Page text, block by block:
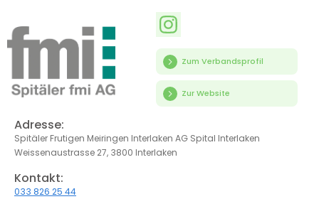
Zum Verbandsprofil
Zur Website
Adresse:
Spitäler Frutigen Meiringen Interlaken AG Spital Interlaken
Weissenaustrasse 27, 3800 Interlaken
Kontakt:
033 826 25 44